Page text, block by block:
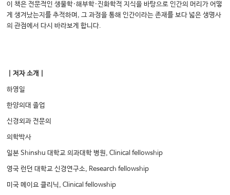
이 책은 전문적인 생물학·해부학·진화학적 지식을 바탕으로 인간의 머리가 어떻
게 생겨났는지를 추적하며, 그 과정을 통해 인간이라는 존재를 보다 넓은 생명사
의 관점에서 다시 바라보게 합니다.
｜저자 소개｜
하영일
한양의대 졸업
신경외과 전문의
의학박사
일본 Shinshu 대학교 의과대학 병원, Clinical fellowship
영국 런던 대학교 신경연구소, Research fellowship
미국 메이요 클리닉, Clinical fellowship